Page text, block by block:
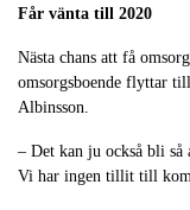
Får vänta till 2020
Nästa chans att få
omsorgsboende flyttar
Albinsson.
– Det kan ju också bli så
Vi har ingen tillit till